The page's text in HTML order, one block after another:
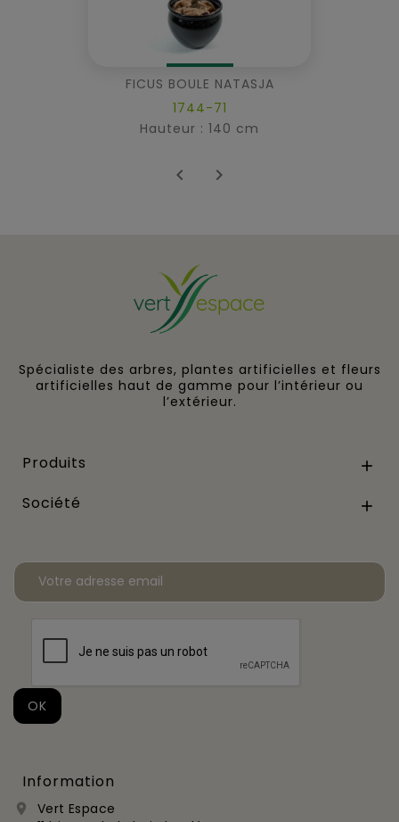
FICUS BOULE NATASJA
1744-71
Hauteur : 140 cm
 
Spécialiste des arbres, plantes artificielles et fleurs
artificielles haut de gamme pour l’intérieur ou
l’extérieur.
Produits 
Société 
Information

Vert Espace